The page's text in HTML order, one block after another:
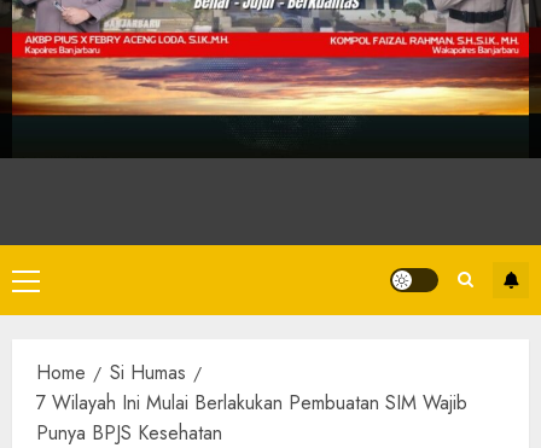
Home
Si Humas
7 Wilayah Ini Mulai Berlakukan Pembuatan SIM Wajib
Punya BPJS Kesehatan